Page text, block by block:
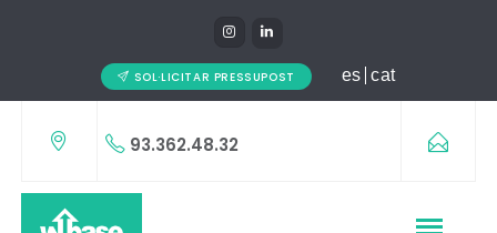
SOL·LICITAR PRESSUPOST es cat
93.362.48.32